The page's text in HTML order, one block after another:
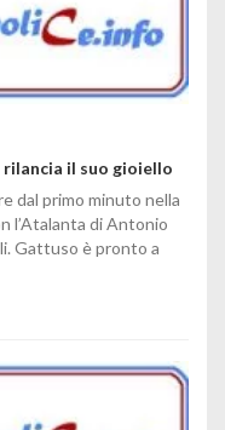
rilancia il suo gioiello
dal primo minuto nella
l’Atalanta di Antonio
Gattuso è pronto a